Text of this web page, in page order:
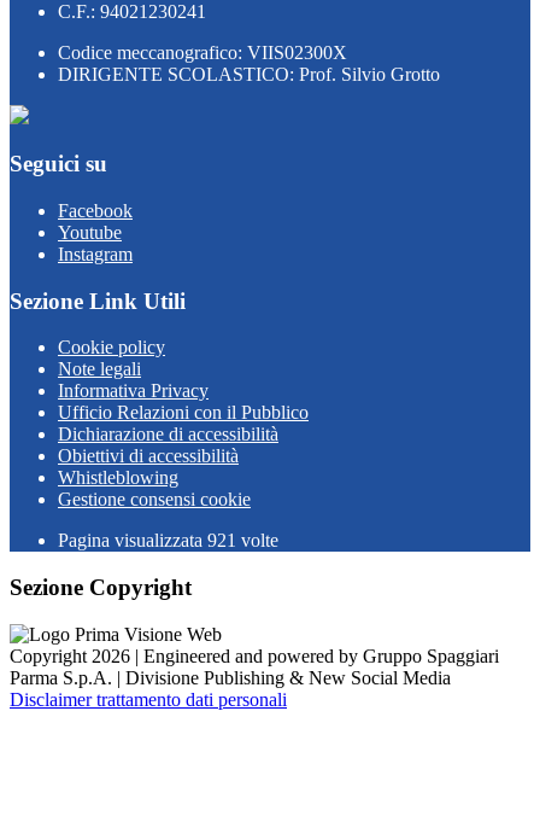
C.F.: 94021230241
Codice meccanografico: VIIS02300X
DIRIGENTE SCOLASTICO: Prof. Silvio Grotto
Seguici su
Facebook
Youtube
Instagram
Sezione Link Utili
Cookie policy
Note legali
Informativa Privacy
Ufficio Relazioni con il Pubblico
Dichiarazione di accessibilità
Obiettivi di accessibilità
Whistleblowing
Gestione consensi cookie
Pagina visualizzata 921 volte
Sezione Copyright
Copyright 2026 | Engineered and powered by Gruppo Spaggiari
Parma S.p.A. | Divisione Publishing & New Social Media
Disclaimer trattamento dati personali